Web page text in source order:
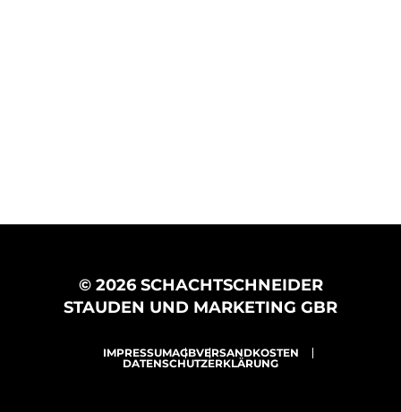
© 2026 SCHACHTSCHNEIDER
STAUDEN UND MARKETING GBR
IMPRESSUMAGBVERSANDKOSTEN
DATENSCHUTZERKLÄRUNG